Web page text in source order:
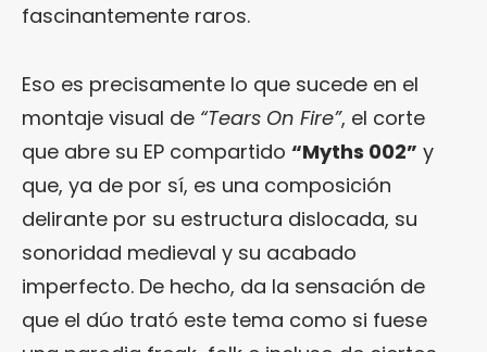
fascinantemente raros.
Eso es precisamente lo que sucede en el
montaje visual de “Tears On Fire”, el corte
que abre su EP compartido “Myths 002” y
que, ya de por sí, es una composición
delirante por su estructura dislocada, su
sonoridad medieval y su acabado
imperfecto. De hecho, da la sensación de
que el dúo trató este tema como si fuese